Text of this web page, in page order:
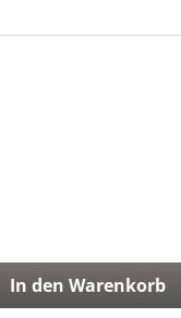
In den Warenkorb